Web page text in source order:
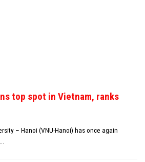
top spot in Vietnam, ranks
– Hanoi (VNU-Hanoi) has once again